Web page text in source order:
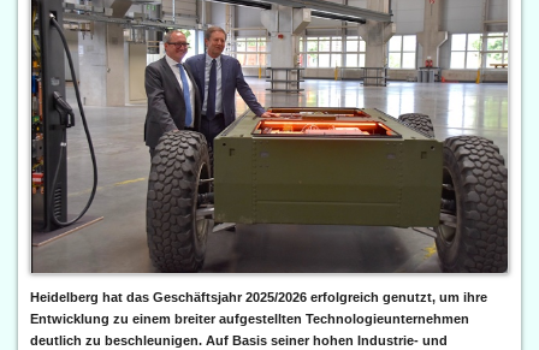
Heidelberg hat das Geschäftsjahr 2025/2026 erfolgreich genutzt, um ihre
Entwicklung zu einem breiter aufgestellten Technologieunternehmen
deutlich zu beschleunigen. Auf Basis seiner hohen Industrie- und